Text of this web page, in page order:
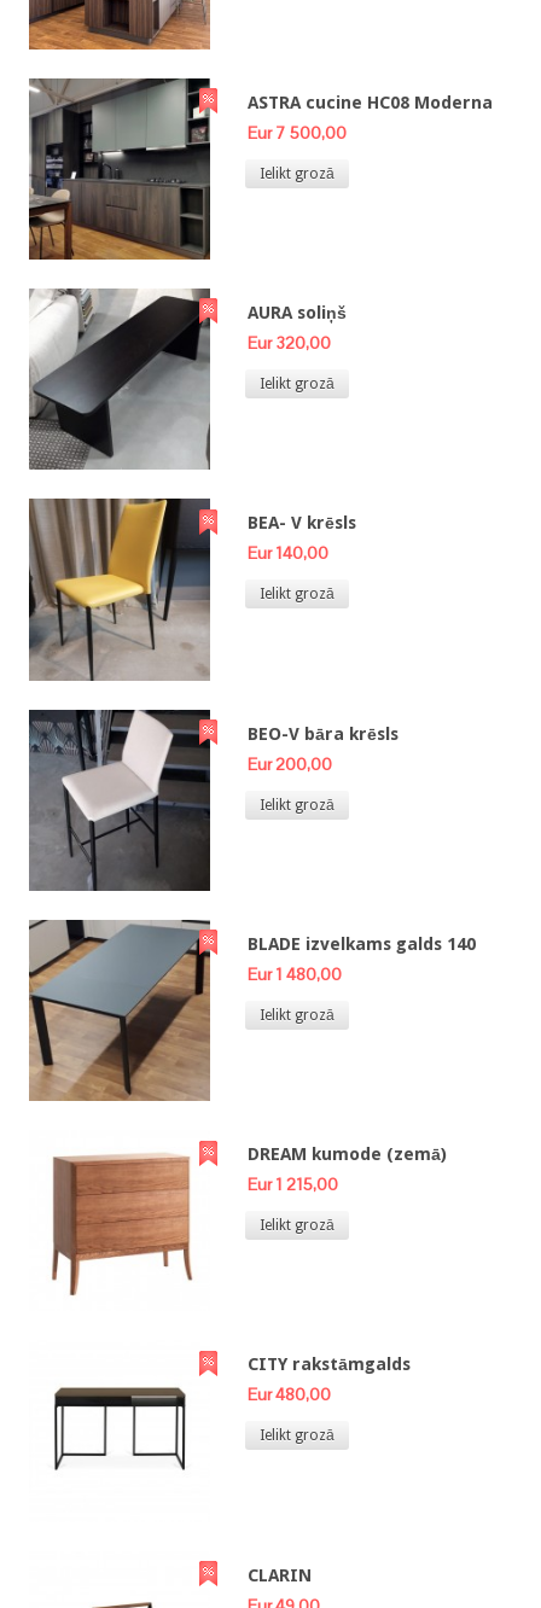
ASTRA cucine HC08 Moderna
Eur 7 500,00
Ielikt grozā
AURA soliņš
Eur 320,00
Ielikt grozā
BEA- V krēsls
Eur 140,00
Ielikt grozā
BEO-V bāra krēsls
Eur 200,00
Ielikt grozā
BLADE izvelkams galds 140
Eur 1 480,00
Ielikt grozā
DREAM kumode (zemā)
Eur 1 215,00
Ielikt grozā
CITY rakstāmgalds
Eur 480,00
Ielikt grozā
CLARIN